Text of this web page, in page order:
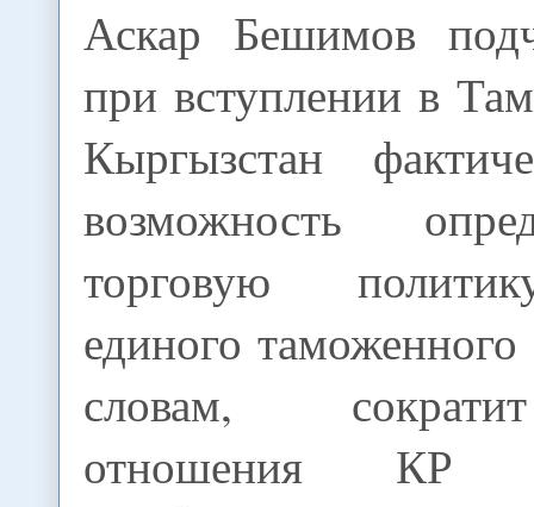
Аскар Бешимов
при вступлении в
Кыргызстан
возможность
торговую
единого
словам,
отношения КР